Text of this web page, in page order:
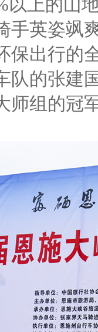
以上的山
手英姿飒
保出行的
队的张建
师组的冠